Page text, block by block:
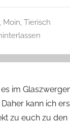
Moin, Tierisch
im
kann ich
zu euch zu den